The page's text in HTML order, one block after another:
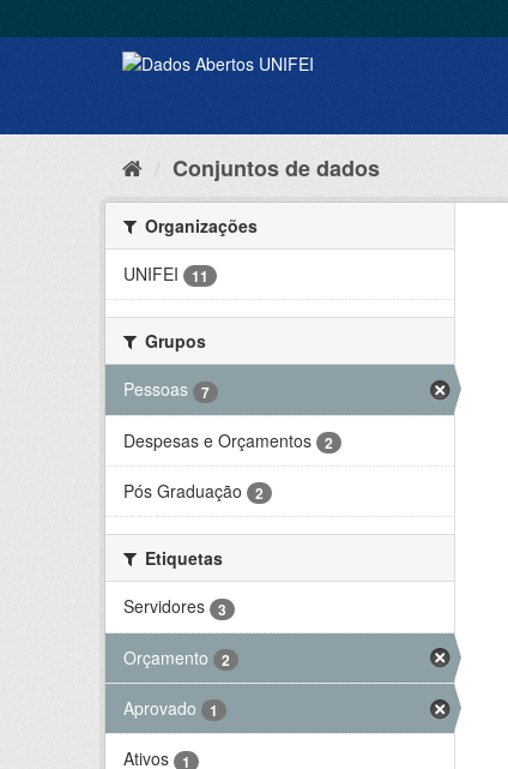
Conjuntos de dados
Organizações
UNIFEI
11
Grupos
Pessoas
7
Despesas e Orçamentos 2
Pós Graduação 2
Etiquetas
Servidores
3
Orçamento 2
Aprovado 1
Ativos 1